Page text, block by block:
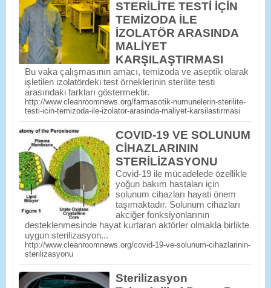
STERİLİTE TESTİ İÇİN
TEMİZODA İLE
İZOLATÖR ARASINDA
MALİYET
KARŞILAŞTIRMASI
Bu vaka çalışmasının amacı, temizoda ve aseptik olarak
işletilen izolatördeki test örneklerinin sterilite testi
arasındaki farkları göstermektir.
http://www.cleanroomnews.org/farmasotik-numunelerin-sterilite-
testi-icin-temizoda-ile-izolator-arasinda-maliyet-karsilastirmasi
COVID-19 VE SOLUNUM
CİHAZLARININ
STERİLİZASYONU
Covid-19 ile mücadelede özellikle
yoğun bakım hastaları için
solunum cihazları hayati önem
taşımaktadır. Solunum cihazları
akciğer fonksiyonlarının
desteklenmesinde hayat kurtaran aktörler olmakla birlikte
uygun sterilizasyon...
http://www.cleanroomnews.org/covid-19-ve-solunum-cihazlarinin-
sterilizasyonu
Sterilizasyon